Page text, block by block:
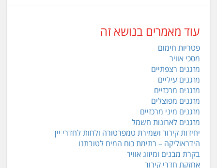
עוד מאמרים בנושא זה
פטריות חימום
מסכי אוויר
מזגנים רצפתיים
מזגנים עיליים
מזגנים מרכזיים
מזגנים מפוצלים
מזגנים מיני מרכזיים
מזגנים לארונות חשמל
יחידות קירור ושמירת טמפרטורה ולחות לחדרי יין
הידראוליקה – רתימת כוח המים לטובתנו
בקרת מבנים ומיזוג אוויר
אחזקת חדרי קירור